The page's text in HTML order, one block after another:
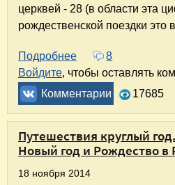
церквей - 28 (в области эта
рождественской поездки это
Подробнее о Новый год в
8
Войдите, чтобы оставлять
Комментарии
17685
Путешествия круглый
Новый год и Рождество в
18 ноября 2014